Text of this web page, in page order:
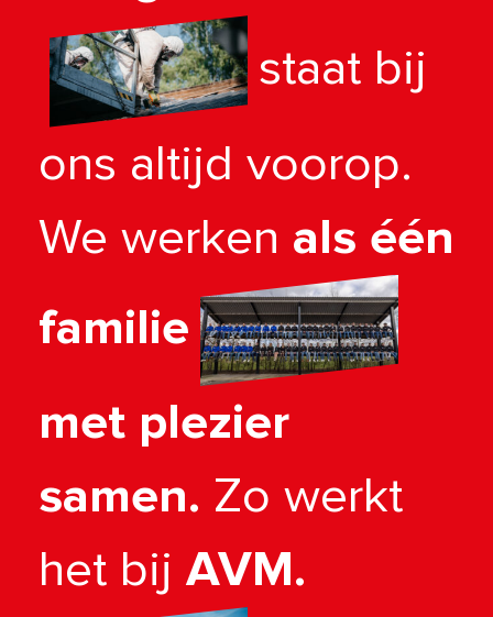
staat bij
ons altijd voorop.
We werken als één
familie
met plezier
samen. Zo werkt
het bij AVM.